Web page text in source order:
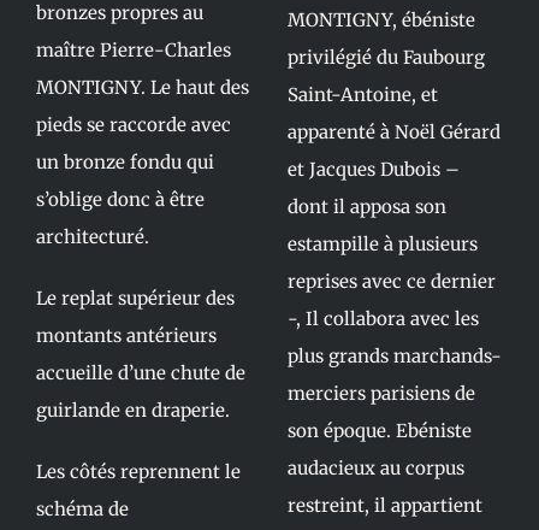
bronzes propres au
maître Pierre-Charles
MONTIGNY. Le haut des
pieds se raccorde avec
un bronze fondu qui
s’oblige donc à être
architecturé.
Le replat supérieur des
montants antérieurs
accueille d’une chute de
guirlande en draperie.
Les côtés reprennent le
schéma de
MONTIGNY, ébéniste
privilégié du Faubourg
Saint-Antoine, et
apparenté à Noël Gérard
et Jacques Dubois –
dont il apposa son
estampille à plusieurs
reprises avec ce dernier
-, Il collabora avec les
plus grands marchands-
merciers parisiens de
son époque. Ebéniste
audacieux au corpus
restreint, il appartient